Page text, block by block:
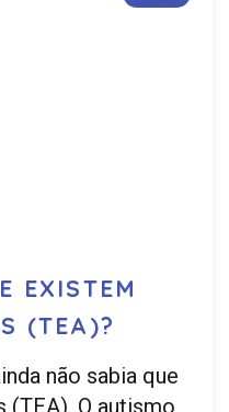
EXISTEM
(TEA)?
não sabia que